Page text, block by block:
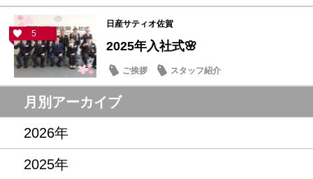
5
日産サティオ佐賀
2025年入社式🌸
ご挨拶 スタッフ紹介
月別アーカイブ
2026年
2025年